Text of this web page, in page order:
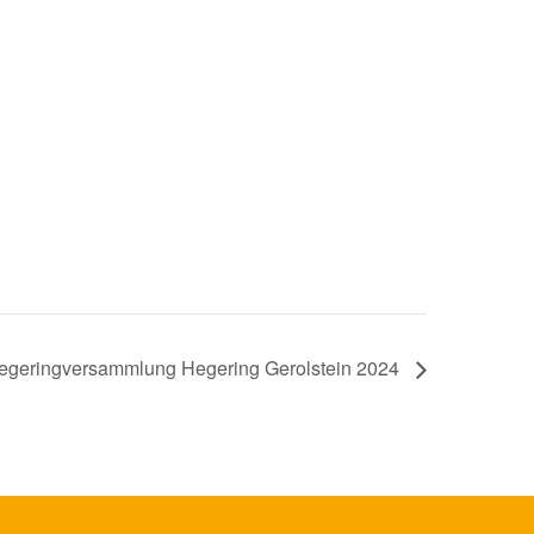
Hegering Gerolstein 2024